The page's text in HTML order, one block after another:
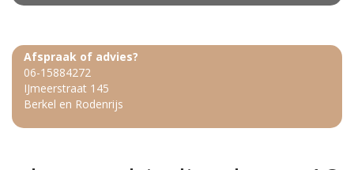
Afspraak of advies?
06-15884272
IJmeerstraat 145
Berkel en Rodenrijs